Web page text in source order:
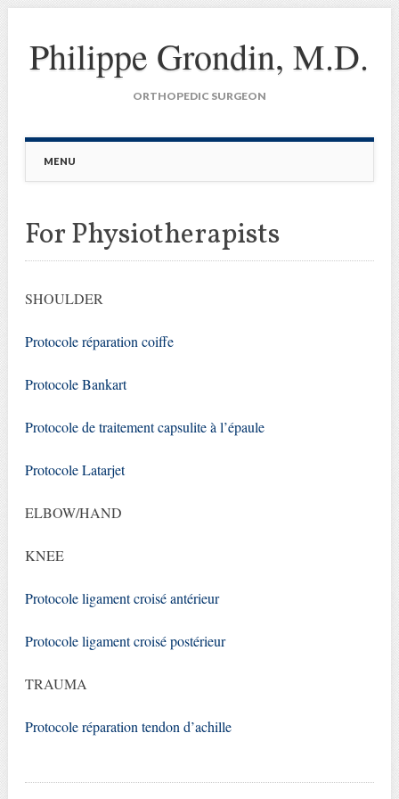
Philippe Grondin, M.D.
ORTHOPEDIC SURGEON
Main menu
MENU
For Physiotherapists
SHOULDER
Protocole réparation coiffe
Protocole Bankart
Protocole de traitement capsulite à l’épaule
Protocole Latarjet
ELBOW/HAND
KNEE
Protocole ligament croisé antérieur
Protocole ligament croisé postérieur
TRAUMA
Protocole réparation tendon d’achille